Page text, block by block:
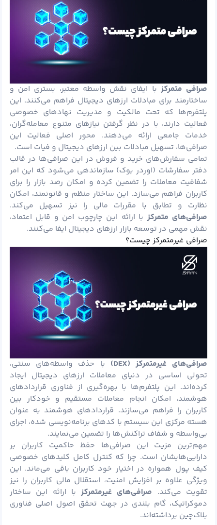
صرافی‌ متمرکز با ایفای نقش واسطه معتبر، بستری امن و
ساختارمند برای مبادلات ارزهای دیجیتال فراهم می‌کنند. این
پلتفرم‌ها که تحت مالکیت و مدیریت نهادهای خصوصی
فعالیت دارند، با در نظر گرفتن نیازهای متنوع معامله‌گران،
خدمات جامعی ارائه می‌دهند. محور اصلی فعالیت این
صرافی‌ها، تسهیل مبادلات بین ارزهای دیجیتال و فیات است.
تمامی سفارش‌های خرید و فروش در این صرافی‌ها در قالب
دفتر سفارشات (اوردر بوک) سازماندهی می‌شود که این امر
شفافیت معاملات را تضمین کرده و امکان رصد بازار را برای
کاربران فراهم می‌سازد. این ساختار منظم و قانونمند، امکان
نظارت و تطابق با مقررات مالی را نیز تسهیل می‌کند.
صرافی‌های متمرکز با ارائه این چارچوب امن و قابل اعتماد،
نقش مهمی در توسعه بازار ارزهای دیجیتال ایفا می‌کنند.
صرافی غیرمتمرکز چیست؟
صرافی‌های غیرمتمرکز (DEX
) با حذف واسطه‌های سنتی،
تحولی اساسی در دنیای معاملات ارزهای دیجیتال ایجاد
کرده‌اند. این پلتفرم‌ها با بهره‌گیری از فناوری قراردادهای
هوشمند، امکان انجام معاملات مستقیم و خودکار بین
کاربران را فراهم می‌سازند. قراردادهای هوشمند به عنوان
هسته مرکزی این سیستم با کدهای برنامه‌نویسی شده، اجرای
بی‌واسطه و شفاف تراکنش‌ها را تضمین می‌نمایند.
مهم‌ترین مزیت این صرافی‌ها حفظ حاکمیت کاربران بر
دارایی‌هایشان است. چرا که کنترل کامل کلیدهای خصوصی
کیف پول همواره در اختیار خود کاربران باقی می‌ماند. این
ویژگی علاوه بر افزایش امنیت، استقلال مالی کاربران را نیز
تقویت می‌کند. صرافی‌های غیرمتمرکزبا ارائه این ساختار
دموکراتیک، گام بلندی در جهت تحقق اصول اصلی فناوری
بلاک‌چین برداشته‌اند.